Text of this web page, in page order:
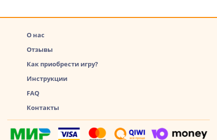
О нас
Отзывы
Как приобрести игру?
Инструкции
FAQ
Контакты